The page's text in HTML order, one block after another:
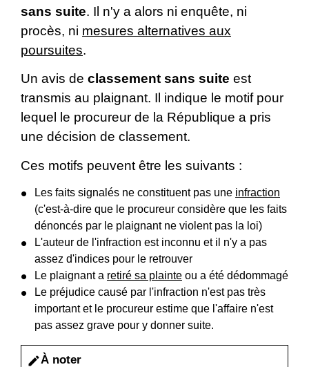
sans suite. Il n'y a alors ni enquête, ni
procès, ni mesures alternatives aux
poursuites.
Un avis de classement sans suite est
transmis au plaignant. Il indique le motif pour
lequel le procureur de la République a pris
une décision de classement.
Ces motifs peuvent être les suivants :
Les faits signalés ne constituent pas une infraction
(c'est-à-dire que le procureur considère que les faits
dénoncés par le plaignant ne violent pas la loi)
L'auteur de l'infraction est inconnu et il n'y a pas
assez d'indices pour le retrouver
Le plaignant a retiré sa plainte ou a été dédommagé
Le préjudice causé par l'infraction n'est pas très
important et le procureur estime que l'affaire n'est
pas assez grave pour y donner suite.
editÀ noter